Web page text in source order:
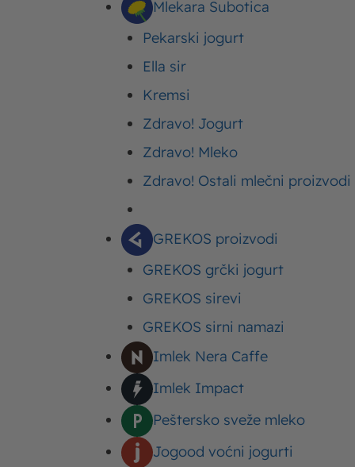
Mlekara Subotica
Pekarski jogurt
Ella sir
Kremsi
Zdravo! Jogurt
Zdravo! Mleko
Zdravo! Ostali mlečni proizvodi
GREKOS proizvodi
GREKOS grčki jogurt
GREKOS sirevi
GREKOS sirni namazi
Imlek Nera Caffe
Imlek Impact
Peštersko sveže mleko
Jogood voćni jogurti
250g smeđih
1 kašičica suvog
Mirođija po ukusu
Priprema
skuvati u posoljenoj
naseckane pečurke i